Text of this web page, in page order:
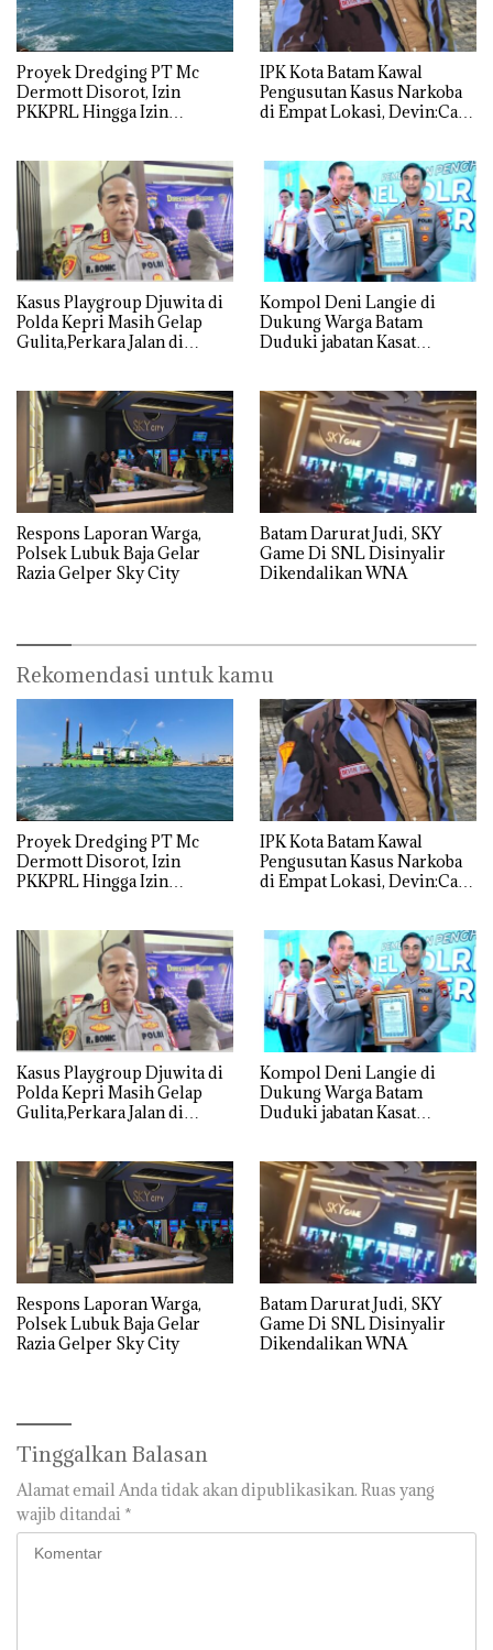
Proyek Dredging PT Mc
Dermott Disorot, Izin
PKKPRL Hingga Izin
IPK Kota Batam Kawal
Pengusutan Kasus Narkoba
di Empat Lokasi, Devin:Cari
Kasus Playgroup Djuwita di
Polda Kepri Masih Gelap
Gulita,Perkara Jalan di
Kompol Deni Langie di
Dukung Warga Batam
Duduki jabatan Kasat
Respons Laporan Warga,
Polsek Lubuk Baja Gelar
Razia Gelper Sky City
Batam Darurat Judi, SKY
Game Di SNL Disinyalir
Dikendalikan WNA
Rekomendasi untuk kamu
Proyek Dredging PT Mc
Dermott Disorot, Izin
PKKPRL Hingga Izin
IPK Kota Batam Kawal
Pengusutan Kasus Narkoba
di Empat Lokasi, Devin:Cari
Kasus Playgroup Djuwita di
Polda Kepri Masih Gelap
Gulita,Perkara Jalan di
Kompol Deni Langie di
Dukung Warga Batam
Duduki jabatan Kasat
Respons Laporan Warga,
Polsek Lubuk Baja Gelar
Razia Gelper Sky City
Batam Darurat Judi, SKY
Game Di SNL Disinyalir
Dikendalikan WNA
Tinggalkan Balasan
Alamat email Anda tidak akan dipublikasikan. Ruas yang
wajib ditandai *